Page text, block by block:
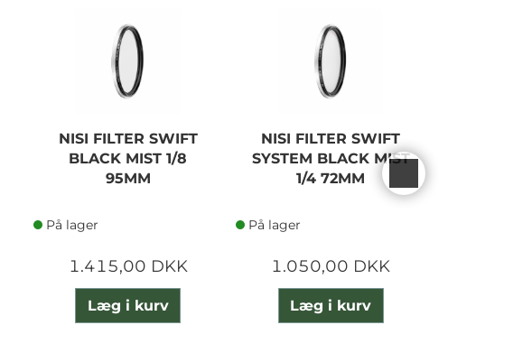
NISI FILTER SWIFT
BLACK MIST 1/8
95MM
På lager
1.415,00 DKK
Læg i kurv
NISI FILTER SWIFT
SYSTEM BLACK MIST
1/4 72MM
På lager
1.050,00 DKK
Læg i kurv